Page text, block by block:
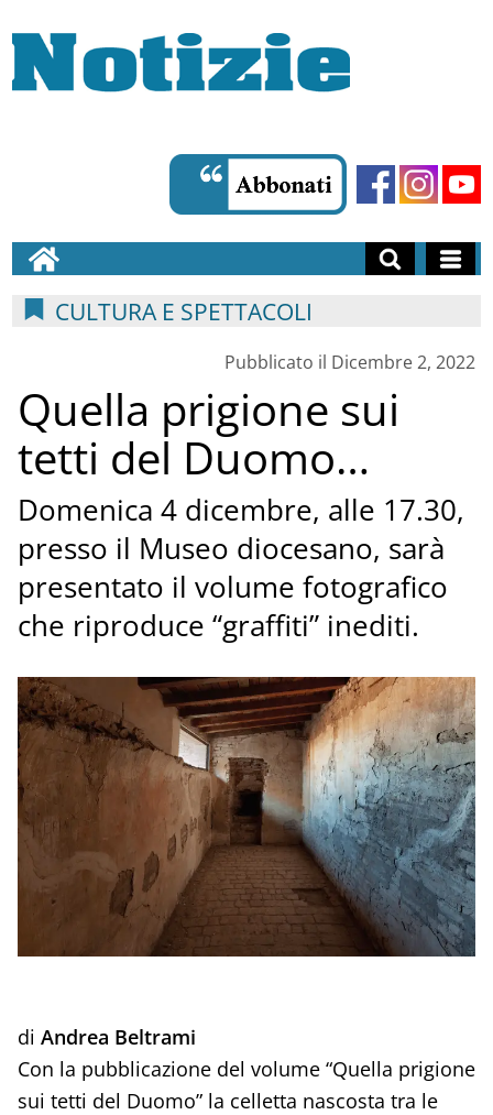
CULTURA E SPETTACOLI
Pubblicato il Dicembre 2, 2022
Quella prigione sui
tetti del Duomo…
Domenica 4 dicembre, alle 17.30,
presso il Museo diocesano, sarà
presentato il volume fotografico
che riproduce “graffiti” inediti.
di Andrea Beltrami
Con la pubblicazione del volume “Quella prigione
sui tetti del Duomo” la celletta nascosta tra le